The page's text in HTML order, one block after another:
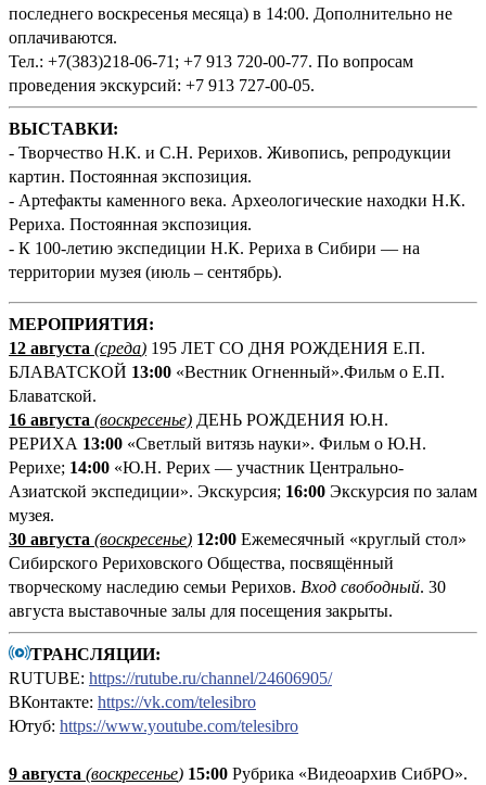
последнего воскресенья месяца) в 14:00. Дополнительно не
оплачиваются.
Тел.: +7(383)218-06-71; +7 913 720-00-77. По вопросам
проведения экскурсий: +7 913 727-00-05.
ВЫСТАВКИ:
- Творчество Н.К. и С.Н. Рерихов. Живопись, репродукции
картин. Постоянная экспозиция.
- Артефакты каменного века. Археологические находки Н.К.
Рериха. Постоянная экспозиция.
- К 100-летию экспедиции Н.К. Рериха в Сибири — на
территории музея (июль – сентябрь).
МЕРОПРИЯТИЯ:
12 августа (среда) 195 ЛЕТ СО ДНЯ РОЖДЕНИЯ Е.П.
БЛАВАТСКОЙ 13:00 «Вестник Огненный».Фильм о Е.П.
Блаватской.
16 августа (воскресенье) ДЕНЬ РОЖДЕНИЯ Ю.Н.
РЕРИХА 13:00 «Светлый витязь науки». Фильм о Ю.Н.
Рерихе; 14:00 «Ю.Н. Рерих — участник Центрально-
Азиатской экспедиции». Экскурсия; 16:00 Экскурсия по залам
музея.
30 августа (воскресенье) 12:00 Ежемесячный «круглый стол»
Сибирского Рериховского Общества, посвящённый
творческому наследию семьи Рерихов. Вход свободный. 30
августа выставочные залы для посещения закрыты.
ТРАНСЛЯЦИИ:
RUTUBE: https://rutube.ru/channel/24606905/
ВКонтакте: https://vk.com/telesibro
Ютуб: https://www.youtube.com/telesibro
9 августа (воскресенье) 15:00 Рубрика «Видеоархив СибРО».